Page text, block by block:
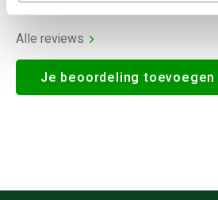
Alle reviews
Je beoordeling toevoegen